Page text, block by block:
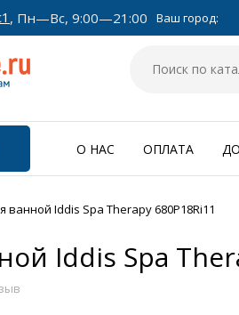
, Пн—Вс, 9:00—21:00 Ваш город:
О НАС ОПЛАТА
ванной Iddis Spa Therapy 680P18Ri11
Iddis Spa